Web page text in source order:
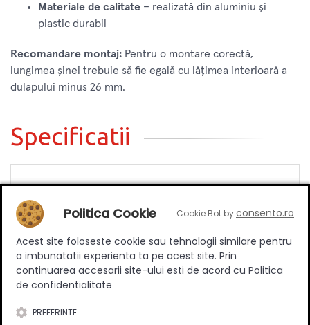
Materiale de calitate – realizată din aluminiu și
plastic durabil
Recomandare montaj: Pentru o montare corectă,
lungimea șinei trebuie să fie egală cu lățimea interioară a
dulapului minus 26 mm.
Specificatii
Material
Aluminiu
Silicon
Culoare
Alb
Lungime
2.5 m
Politica Cookie Cookie Bot byconsento.ro
Acest site foloseste cookie sau tehnologii similare pentru
a imbunatatii experienta ta pe acest site. Prin
continuarea accesarii site-ului esti de acord cu Politica
de confidentialitate
PREFERINTE